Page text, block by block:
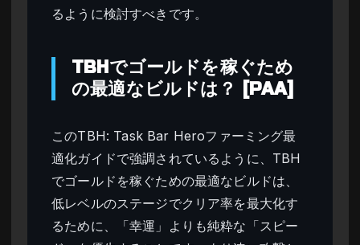
るように検討すべきです。
TBHでゴールドを稼ぐため
の最適なビルドは？ [PAA]
このTBH: Task Bar Heroファーミング最
適化ガイドで強調されているように、TBH
でゴールドを稼ぐための最適なビルドは、
低レベルのステージでクリア率を最大化す
るために、「幸運」よりも純粋な「スピー